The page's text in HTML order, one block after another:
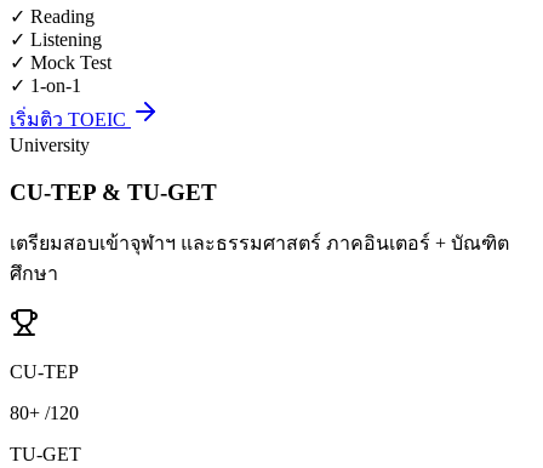
✓ Reading
✓ Listening
✓ Mock Test
✓ 1-on-1
เริ่มติว TOEIC
University
CU-TEP & TU-GET
เตรียมสอบเข้าจุฬาฯ และธรรมศาสตร์ ภาคอินเตอร์ + บัณฑิต
ศึกษา
CU-TEP
80+ /120
TU-GET